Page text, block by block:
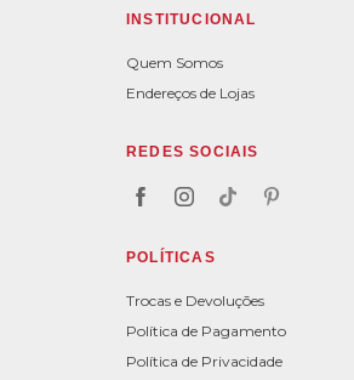
INSTITUCIONAL
Quem Somos
Endereços de Lojas
REDES SOCIAIS
POLÍTICAS
Trocas e Devoluções
Política de Pagamento
Política de Privacidade